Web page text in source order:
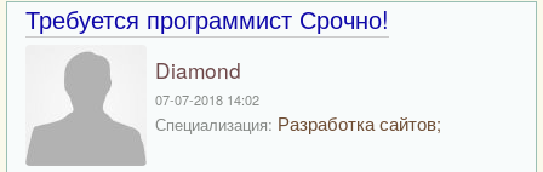
Требуется программист Срочно!
Diamond
07-07-2018 14:02
Специализация: Разработка сайтов;